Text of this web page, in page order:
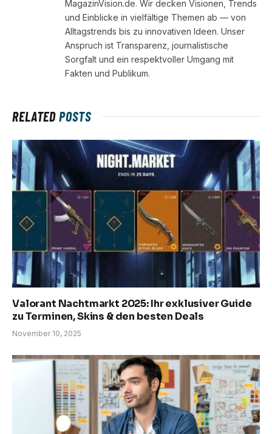
MagazinVision.de. Wir decken Visionen, Trends
und Einblicke in vielfältige Themen ab — von
Alltagstrends bis zu innovativen Ideen. Unser
Anspruch ist Transparenz, journalistische
Sorgfalt und ein respektvoller Umgang mit
Fakten und Publikum.
RELATEDPOSTS
Valorant Nachtmarkt 2025: Ihr exklusiver Guide
zu Terminen, Skins & den besten Deals
November 10, 2025